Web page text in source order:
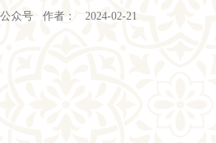
众号 作者： 2024-02-21